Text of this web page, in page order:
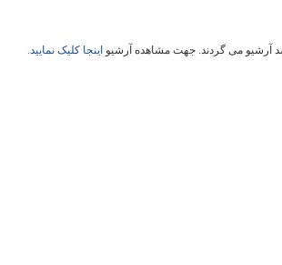
آرشیو می گردند. جهت مشاهده آرشیو اینجا کلیک نمایید.